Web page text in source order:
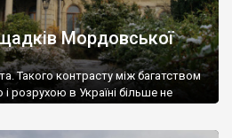
Мордовської
Такого контрасту між багатством
розрухою в Україні більше не